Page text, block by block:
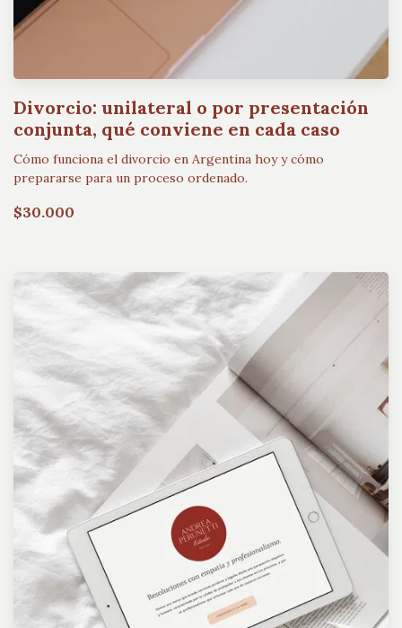
Divorcio: unilateral o por presentación
conjunta, qué conviene en cada caso
Cómo funciona el divorcio en Argentina hoy y cómo
prepararse para un proceso ordenado.
$30.000